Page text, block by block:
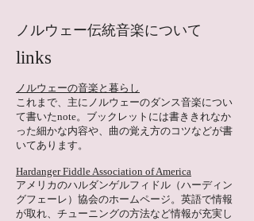
ノルウェー伝統音楽について
links
ノルウェーの音楽と暮らし
​これまで、主にノルウェーのダンス音楽につい
て書いたnote。ブックレットには書ききれなか
った細かな内容や、曲の覚え方のコツなどが書
いてあります。
Hardanger Fiddle Association of America
アメリカのハルダンゲルフィドル（ハーディン
グフェーレ）協会のホームページ。英語で情報
が取れ、チューニングの方法など情報が充実し